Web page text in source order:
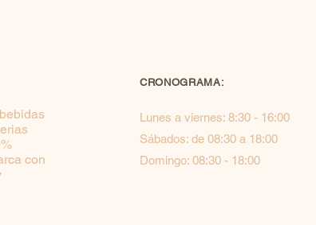
con
CRONOGRAMA:
Lunes a viernes: 8:30 - 16:00
Sábados: de 08:30 a 18:00
Domingo: 08:30 - 18:00